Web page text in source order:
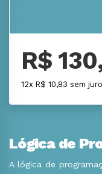
R$
12x R$ 10,83 sem
Lógica de
A lógica de